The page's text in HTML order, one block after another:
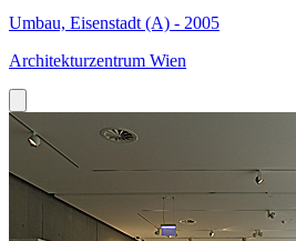
Umbau, Eisenstadt (A) - 2005
Architekturzentrum Wien